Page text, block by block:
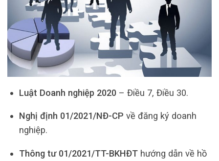
Luật Doanh nghiệp 2020– Điều 7, Điều 30.
Nghị định 01/2021/NĐ-CP về đăng ký doanh
nghiệp.
Thông tư 01/2021/TT-BKHĐThướng dẫn về hồ